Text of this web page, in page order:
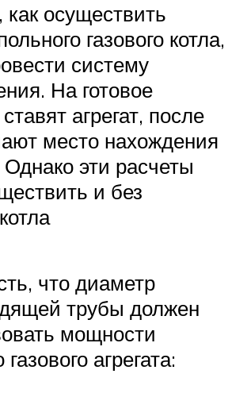
осуществить
газового котла,
систему
На готовое
агрегат, после
место нахождения
эти расчеты
и без
что диаметр
трубы должен
мощности
агрегата: